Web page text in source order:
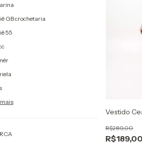
GB crochetaria
55
Vestido
R$189,00
R$289,00